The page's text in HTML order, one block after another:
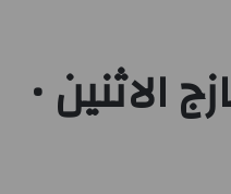
اليوم 24 و 25 نوفمبر 2025 طازج الاثنين •